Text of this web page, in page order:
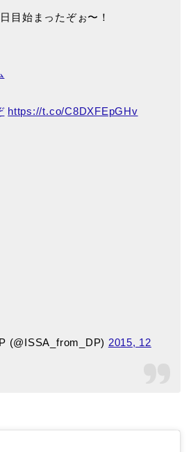
目始まったぞぉ〜！
https://t.co/C8DXFEpGHv
(@ISSA_from_DP) 2015, 12